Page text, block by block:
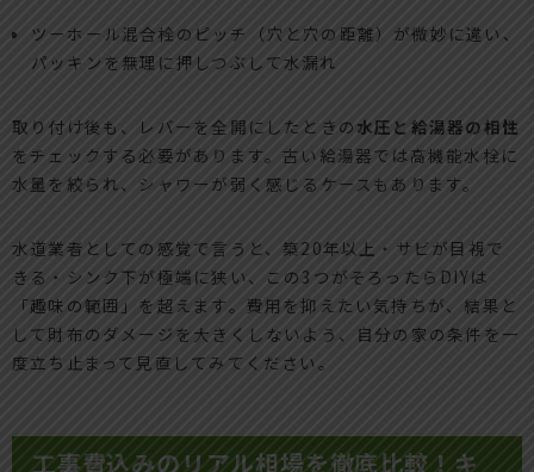
ツーホール混合栓のピッチ（穴と穴の距離）が微妙に違い、
パッキンを無理に押しつぶして水漏れ
取り付け後も、レバーを全開にしたときの 水圧と給湯器の相性
をチェックする必要があります。古い給湯器では高機能水栓に
水量を絞られ、シャワーが弱く感じるケースもあります。
水道業者としての感覚で言うと、築20年以上・サビが目視で
きる・シンク下が極端に狭い、この3つがそろったらDIYは
「趣味の範囲」を超えます。費用を抑えたい気持ちが、結果と
して財布のダメージを大きくしないよう、自分の家の条件を一
度立ち止まって見直してみてください。
工事費込みのリアル相場を徹底比較！キ